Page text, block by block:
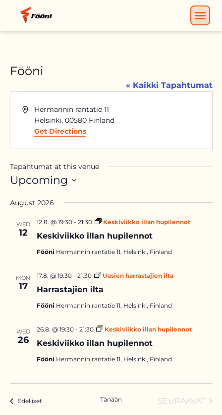
Fööni
« Kaikki Tapahtumat
Address
Hermannin rantatie 11
Helsinki, 00580 Finland
Get Directions
Tapahtumat at this venue
Upcoming
PÄIVÄ.
August 2026
WED
12 Keskiviikko illan hupilennot
12.8. @ 19:30- 21:30 Keskiviikko illan hupilennot
Fööni Hermannin rantatie 11, Helsinki, Finland
MON
17 Harrastajien ilta
17.8. @ 19:30- 21:30 Uusien harrastajien ilta
Fööni Hermannin rantatie 11, Helsinki, Finland
WED
26 Keskiviikko illan hupilennot
26.8. @ 19:30- 21:30 Keskiviikko illan hupilennot
Fööni Hermannin rantatie 11, Helsinki, Finland
EdellisetTapahtumat Tänään
SEURAAVAT